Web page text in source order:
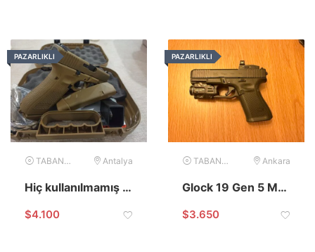
PAZARLIKLI
TABANCA Antalya
Hiç kullanılmamış GLOCK 19X
$4.100
PAZARLIKLI
TABANCA Ankara
Glock 19 Gen 5 MOS
$3.650